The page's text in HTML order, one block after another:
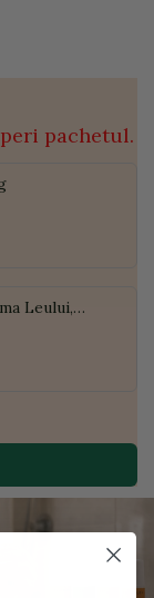
pachetul.
Leului,
ECO, 300g